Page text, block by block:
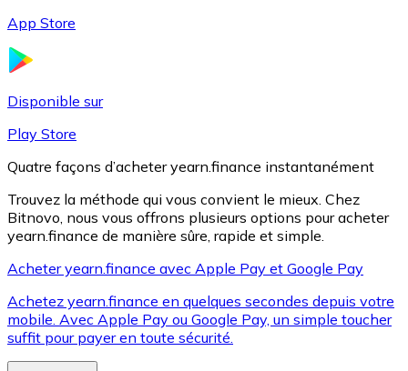
XRP
XRP
App Store
Disponible sur
Play Store
Quatre façons d’acheter yearn.finance instantanément
Trouvez la méthode qui vous convient le mieux. Chez
Bitnovo, nous vous offrons plusieurs options pour acheter
yearn.finance de manière sûre, rapide et simple.
Acheter yearn.finance avec Apple Pay et Google Pay
Achetez yearn.finance en quelques secondes depuis votre
mobile. Avec Apple Pay ou Google Pay, un simple toucher
suffit pour payer en toute sécurité.